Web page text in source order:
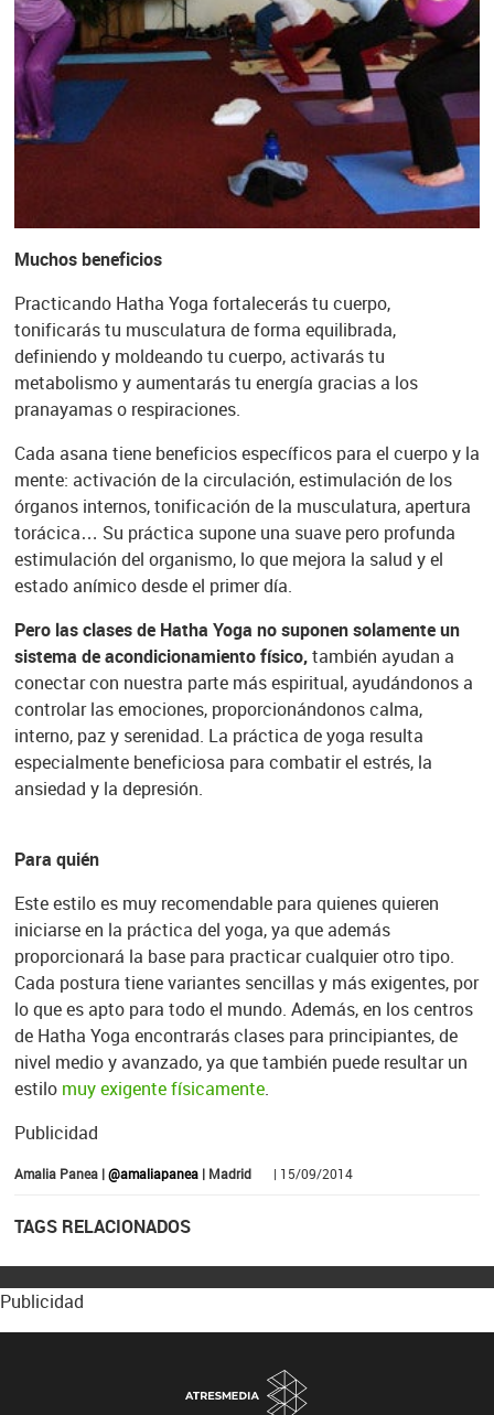
Muchos beneficios
Practicando Hatha Yoga fortalecerás tu cuerpo,
tonificarás tu musculatura de forma equilibrada,
definiendo y moldeando tu cuerpo, activarás tu
metabolismo y aumentarás tu energía gracias a los
pranayamas o respiraciones.
Cada asana tiene beneficios específicos para el cuerpo y la
mente: activación de la circulación, estimulación de los
órganos internos, tonificación de la musculatura, apertura
torácica… Su práctica supone una suave pero profunda
estimulación del organismo, lo que mejora la salud y el
estado anímico desde el primer día.
Pero las clases de Hatha Yoga no suponen solamente un
sistema de acondicionamiento físico,también ayudan a
conectar con nuestra parte más espiritual, ayudándonos a
controlar las emociones, proporcionándonos calma,
interno, paz y serenidad. La práctica de yoga resulta
especialmente beneficiosa para combatir el estrés, la
ansiedad y la depresión.
Para quién
Este estilo es muy recomendable para quienes quieren
iniciarse en la práctica del yoga, ya que además
proporcionará la base para practicar cualquier otro tipo.
Cada postura tiene variantes sencillas y más exigentes, por
lo que es apto para todo el mundo. Además, en los centros
de Hatha Yoga encontrarás clases para principiantes, de
nivel medio y avanzado, ya que también puede resultar un
estilo muy exigente físicamente.
Publicidad
Amalia Panea |@amaliapanea| Madrid | 15/09/2014
TAGS RELACIONADOS
Publicidad